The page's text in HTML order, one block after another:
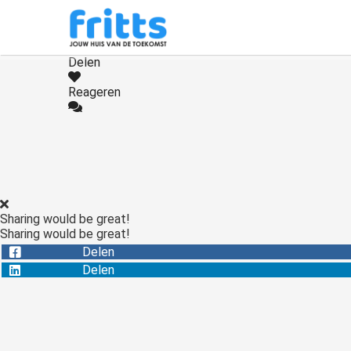
Delen
Reageren
Sharing would be great!
Sharing would be great!
Delen
Delen